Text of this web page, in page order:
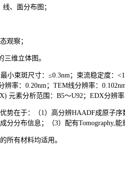
、面分布图；
观察；
三维立体图。
小束斑尺寸：≤0.3nm；束流稳定度：
率：0.20nm；TEM线分辨率：
元素分析范围：B5～U92；EDX分辨率:
势在于：（1）高分辨HAADF成原子
分布信息；（3）配有Tomography,能
所有材料均适用。